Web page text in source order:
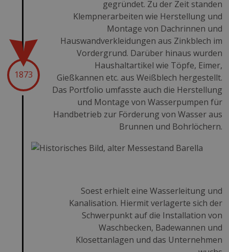
1873
gegründet. Zu der Zeit standen
Klempnerarbeiten wie Herstellung und
Montage von Dachrinnen und
Hauswandverkleidungen aus Zinkblech im
Vordergrund. Darüber hinaus wurden
Haushaltartikel wie Töpfe, Eimer,
Gießkannen etc. aus Weißblech hergestellt.
Das Portfolio umfasste auch die Herstellung
und Montage von Wasserpumpen für
Handbetrieb zur Förderung von Wasser aus
Brunnen und Bohrlöchern.
Soest erhielt eine Wasserleitung und
Kanalisation. Hiermit verlagerte sich der
Schwerpunkt auf die Installation von
Waschbecken, Badewannen und
Klosettanlagen und das Unternehmen